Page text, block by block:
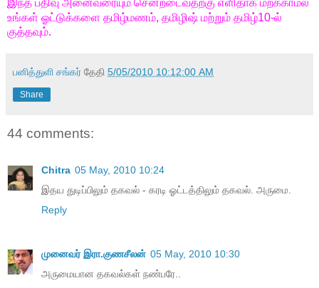
ந்த பதிவு அனைவரையும் சென்றடைவதற்கு எளிதாக மறக்காமல்
உங்கள் ஓட்டுக்களை தமிழ்மணம், தமிழிஷ் மற்றும் தமிழ்10-ல்
குத்தவும்.
பனித்துளி சங்கர் தேதி 5/05/2010 10:12:00 AM
Share
44 comments:
Chitra 05 May, 2010 10:24
இதய துடிப்பிலும் தகவல் - கரடி ஓட்டத்திலும் தகவல். அருமை.
Reply
முனைவர் இரா.குணசீலன் 05 May, 2010 10:30
அருமையான தகவல்கள் நண்பரே..